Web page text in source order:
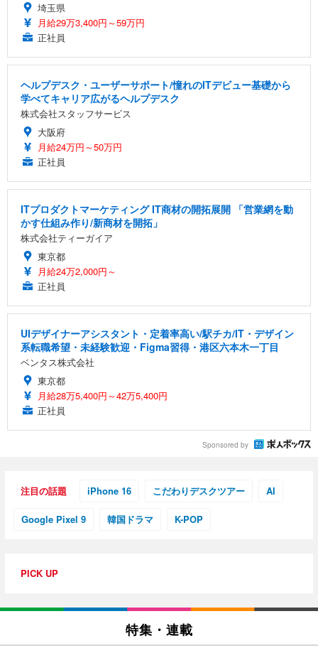
埼玉県
月給29万3,400円～59万円
正社員
ヘルプデスク・ユーザーサポート/憧れのITデビュー基礎から
学べてキャリア広がるヘルプデスク
株式会社スタッフサービス
大阪府
月給24万円～50万円
正社員
ITプロダクトマーケティング IT商材の開拓展開 「営業網を動
かす仕組み作り/新商材を開拓」
株式会社ティーガイア
東京都
月給24万2,000円～
正社員
UIデザイナーアシスタント・定着率高い/駅チカ/IT・デザイン
系転職希望・未経験歓迎・Figma習得・港区六本木一丁目
ベンタス株式会社
東京都
月給28万5,400円～42万5,400円
正社員
Sponsored by
注目の話題 iPhone 16 こだわりデスクツアー AI
Google Pixel 9 韓国ドラマ K-POP
PICK UP
特集・連載